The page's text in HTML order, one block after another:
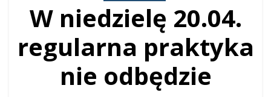
W niedzielę 20.04.
regularna praktyka
nie odbędzie